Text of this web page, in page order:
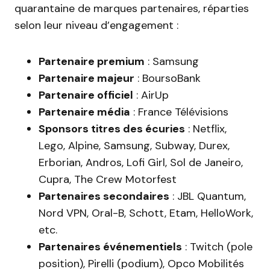
quarantaine de marques partenaires, réparties
selon leur niveau d’engagement :
Partenaire premium : Samsung
Partenaire majeur : BoursoBank
Partenaire officiel : AirUp
Partenaire média : France Télévisions
Sponsors titres des écuries : Netflix,
Lego, Alpine, Samsung, Subway, Durex,
Erborian, Andros, Lofi Girl, Sol de Janeiro,
Cupra, The Crew Motorfest
Partenaires secondaires : JBL Quantum,
Nord VPN, Oral-B, Schott, Etam, HelloWork,
etc.
Partenaires événementiels : Twitch (pole
position), Pirelli (podium), Opco Mobilités